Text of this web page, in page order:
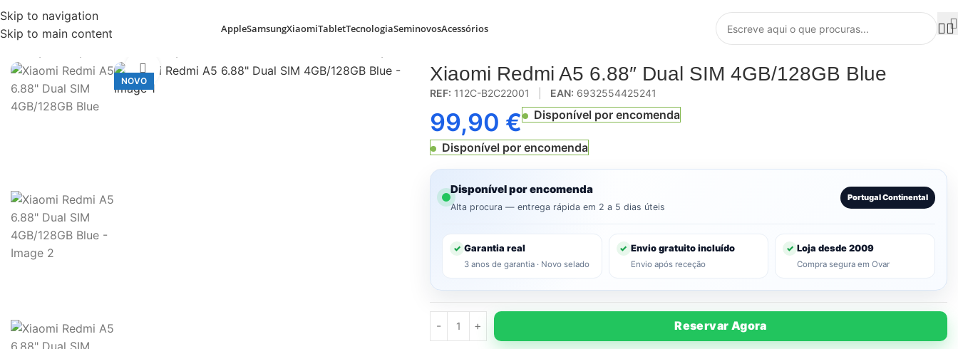
Skip to navigation
Skip to main content
AppleSamsungXiaomiTabletTecnologiaSeminovosAcessórios
NOVO
Click to enlarge Xiaomi Redmi A5 6.88″ Dual SIM 4GB/128GB Blue
REF: 112C-B2C22001 EAN: 6932554425241
99,90 € Disponível por encomenda
Disponível por encomenda
Disponível por encomenda
Alta procura — entrega rápida em 2 a 5 dias úteis
Portugal Continental
✓ Garantia real
3 anos de garantia · Novo selado
✓ Envio gratuito incluído
Envio após receção
✓ Loja desde 2009
Compra segura em Ovar
Reservar Agora